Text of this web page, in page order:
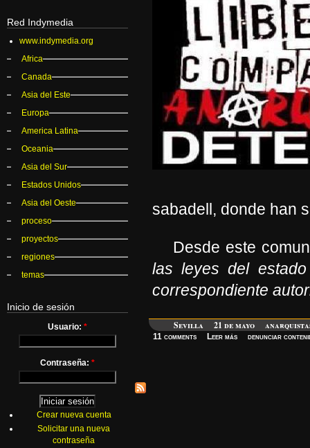
sabadell, donde han
Desde este
las leyes del
correspondiente
Sevilla 21 de mayo
11 comments Leer más denunciar
Red Indymedia
www.indymedia.org
Africa
Canada
Asia del Este
Europa
America Latina
Oceania
Asia del Sur
Estados Unidos
Asia del Oeste
proceso
proyectos
regiones
temas
Inicio de sesión
Usuario: *
Contraseña: *
Crear nueva cuenta
Solicitar una nueva
contraseña